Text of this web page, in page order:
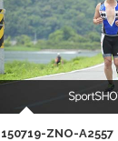
150719-ZNO-A2557